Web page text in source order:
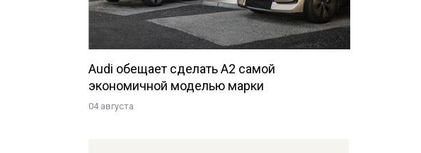
Audi обещает сделать A2 самой
экономичной моделью марки
04 августа